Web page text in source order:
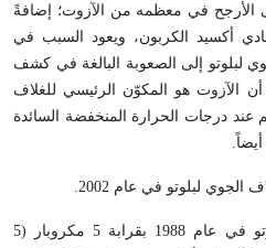
الأرجح في معظمه من الآزوت؛ إضافةً
أكسيد الكربون، ويعود السبب في
لبلوتو إلى الصعوبة البالغة في كشف
أن الآزوت هو المكوّن الرئيسي للغلاف
عند درجات الحرارة المنخفضة السائدة
قُدر قياس الضغط عند سطح بلوتو في عام 1988 بقرابة 5 مكروبار (5